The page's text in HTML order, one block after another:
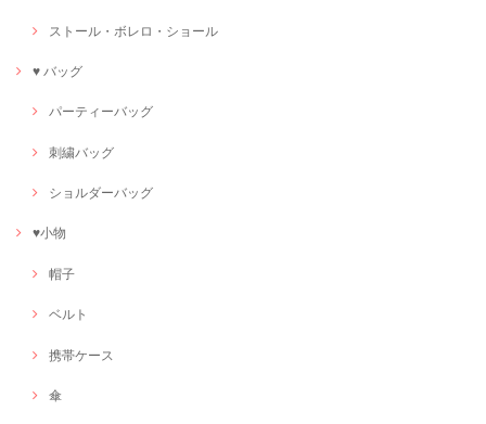
ストール・ボレロ・ショール
♥ バッグ
パーティーバッグ
刺繍バッグ
ショルダーバッグ
♥小物
帽子
ベルト
携帯ケース
傘